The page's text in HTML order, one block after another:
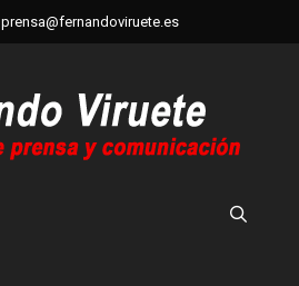
prensa@fernandoviruete.es